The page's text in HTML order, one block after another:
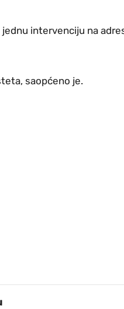
intervenciju na
saopćeno je.